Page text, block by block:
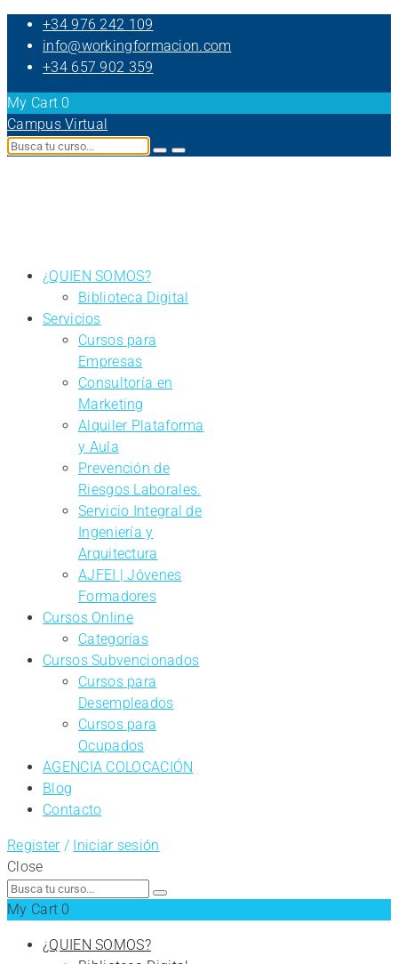
+34 976 242 109
info@workingformacion.com
+34 657 902 359
My Cart 0
Campus Virtual
¿QUIEN SOMOS?
Biblioteca Digital
Servicios
Cursos para
Empresas
Consultoría en
Marketing
Alquiler Plataforma
y Aula
Prevención de
Riesgos Laborales.
Servicio Integral de
Ingeniería y
Arquitectura
AJFEI | Jóvenes
Formadores
Cursos Online
Categorías
Cursos Subvencionados
Cursos para
Desempleados
Cursos para
Ocupados
AGENCIA COLOCACIÓN
Blog
Contacto
Register/ Iniciar sesión
Close
Search
for:
My Cart 0
¿QUIEN SOMOS?